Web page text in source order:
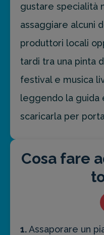
gustare specialità
assaggiare alcuni
produttori locali
tardi tra una pinta
festival e musica
leggendo la guida
scaricarla per
Cosa fare
1.Assaporare un